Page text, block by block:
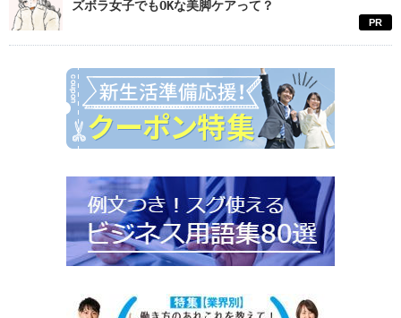
ズボラ女子でもOKな美脚ケアって？
PR